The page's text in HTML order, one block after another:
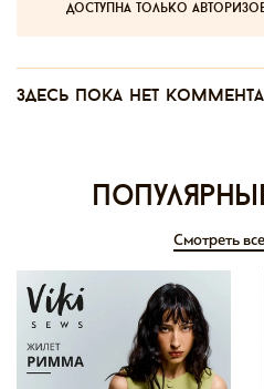
доступна только
Здесь пока нет
Смотреть